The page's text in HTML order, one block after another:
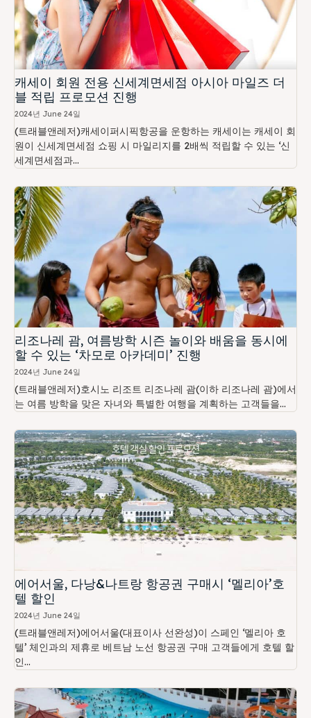
캐세이 회원 전용 신세계면세점 아시아 마일즈 더
블 적립 프로모션 진행
2024년 June 24일
(트래블앤레저)캐세이퍼시픽항공을 운항하는 캐세이는 캐세이 회
원이 신세계면세점 쇼핑 시 마일리지를 2배씩 적립할 수 있는 ‘신
세계면세점과...
리조나레 괌, 여름방학 시즌 놀이와 배움을 동시에
할 수 있는 ‘차모로 아카데미’ 진행
2024년 June 24일
(트래블앤레저)호시노 리조트 리조나레 괌(이하 리조나레 괌)에서
는 여름 방학을 맞은 자녀와 특별한 여행을 계획하는 고객들을...
에어서울, 다낭&나트랑 항공권 구매시 ‘멜리아’호
텔 할인
2024년 June 24일
(트래블앤레저)에어서울(대표이사 선완성)이 스페인 ‘멜리아 호
텔’ 체인과의 제휴로 베트남 노선 항공권 구매 고객들에게 호텔 할
인...